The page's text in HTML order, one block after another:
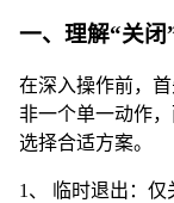
一、理解“关闭
在深入操作前，
非一个单一动作
选择合适方案。
1、 临时退出：